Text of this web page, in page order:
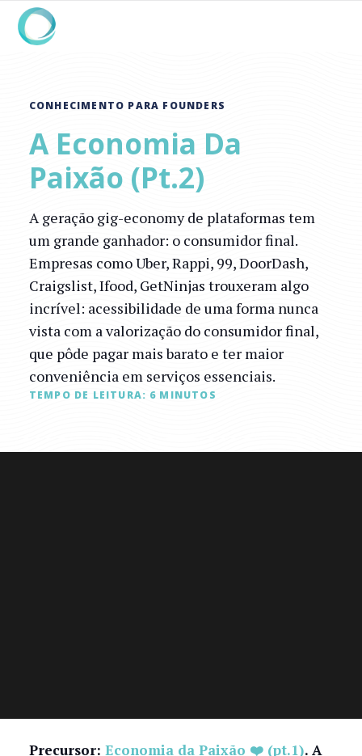
CONHECIMENTO PARA FOUNDERS
A Economia Da
Paixão (pt.2)
A geração gig-economy de plataformas tem
um grande ganhador: o consumidor final.
Empresas como Uber, Rappi, 99, DoorDash,
Craigslist, Ifood, GetNinjas trouxeram algo
incrível: acessibilidade de uma forma nunca
vista com a valorização do consumidor final,
que pôde pagar mais barato e ter maior
conveniência em serviços essenciais.
TEMPO DE LEITURA: 6 MINUTOS
Precursor: Economia da Paixão ❤️ (pt.1). A